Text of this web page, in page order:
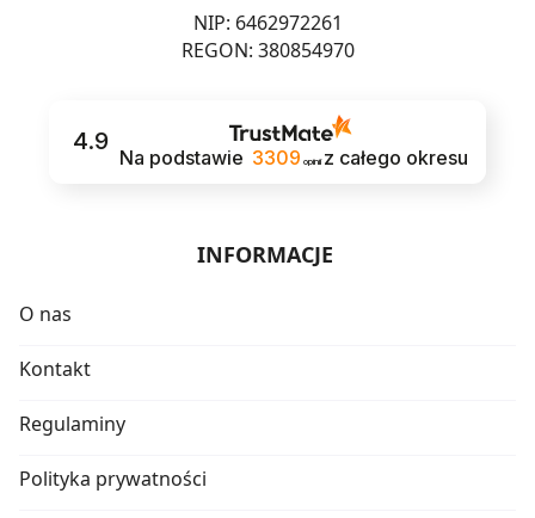
NIP: 6462972261
REGON: 380854970
4.9
Na podstawie 3309 opinii z całego okresu
INFORMACJE
O nas
Kontakt
Regulaminy
Polityka prywatności